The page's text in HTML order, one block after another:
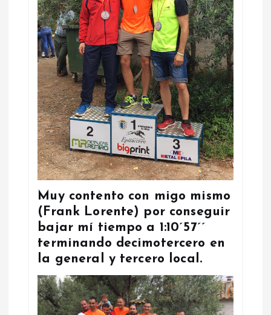
Muy contento con migo mismo
(Frank Lorente) por conseguir
bajar mí tiempo a 1:10´57´´
terminando decimotercero en
la general y tercero local.